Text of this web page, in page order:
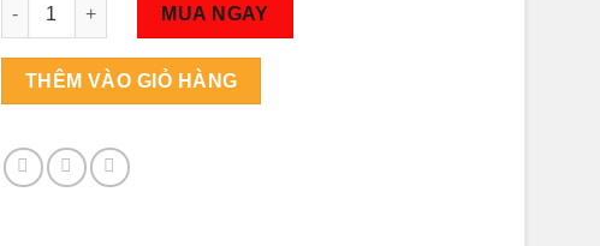
MUA NGAY
THÊM VÀO GIỎ HÀNG